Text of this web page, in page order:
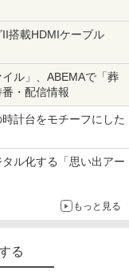
搭載HDMIケーブル
ル」、ABEMAで「葬
・配信情報
計台をモチーフにした
ル化する「思い出アー
もっと見る
る